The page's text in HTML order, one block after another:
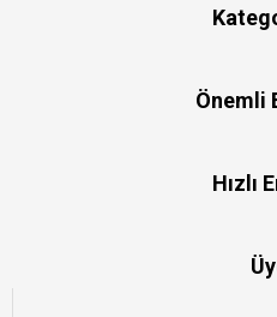
Önemli
Hızlı